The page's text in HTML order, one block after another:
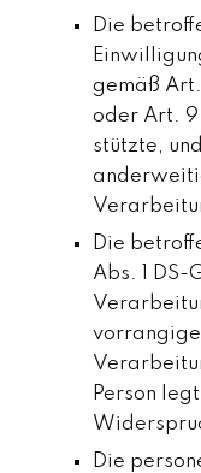
Die
gemäß Art.
oder Art. 9
stützte,
Die
Abs. 1
Person
Die